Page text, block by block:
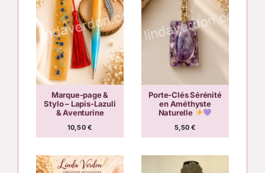
Marque-page &
Stylo – Lapis-Lazuli
& Aventurine
10,50 €
Porte-Clés Sérénité
en Améthyste
Naturelle
5,50€